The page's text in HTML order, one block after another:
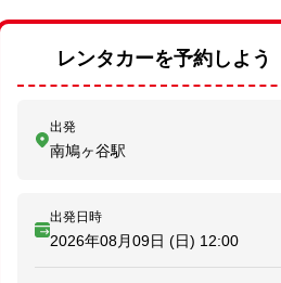
レンタカーを予約しよう
出発
南鳩ヶ谷駅
出発日時
2026年08月09日 (日) 12:00